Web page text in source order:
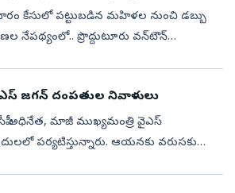
కేసులో పట్టుబడిన మహిళల నుంచి డబ్బు
నేపథ్యంలో.. ప్రొద్దుటూరు వన్‌టౌన్‌
జగన్‌ దంపతుల నివాళులు
అధినేత, మాజీ ముఖ్యమంత్రి వైఎస్‌
పర్యటిస్తున్నారు. ఆయనకు వరుసకు